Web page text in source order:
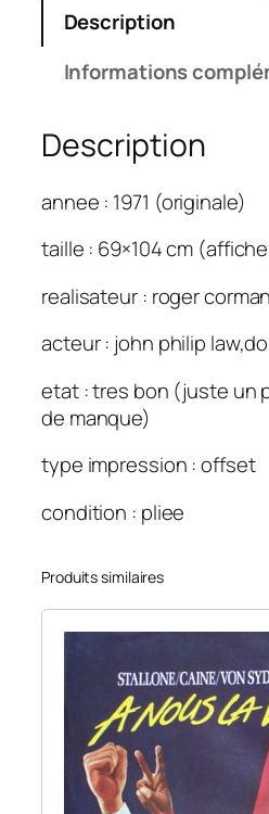
Description
Informations
Description
annee : 1971 (originale)
taille : 69×104 cm
realisateur : roger corman
acteur : john philip
etat : tres bon (juste un
de manque)
type impression : offset
condition : pliee
Produits similaires